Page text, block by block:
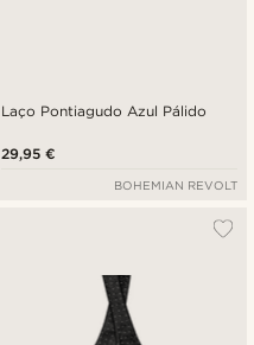
Laço Pontiagudo Azul Pálido
29,95 €
BOHEMIAN REVOLT